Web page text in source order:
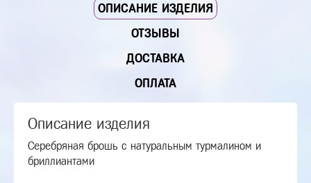
ОПИСАНИЕ ИЗДЕЛИЯ
ОТЗЫВЫ
ДОСТАВКА
ОПЛАТА
Описание изделия
Серебряная брошь с натуральным турмалином и
бриллиантами